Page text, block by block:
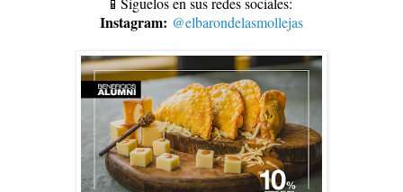
Instagram: @elbarondelasmollejas